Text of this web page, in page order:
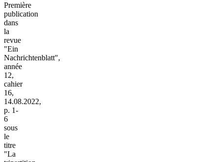
Première
publication
dans
la
revue
"Ein
Nachrichtenblatt",
année
12,
cahier
16,
14.08.2022,
p. 1-
6
sous
le
titre
"La